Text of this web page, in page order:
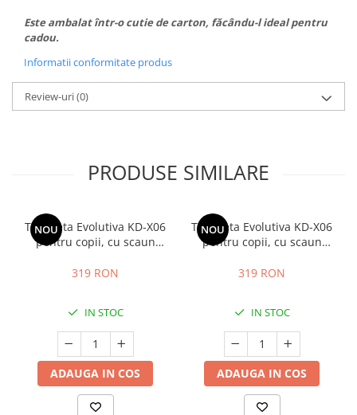
Este ambalat într-o cutie de carton, făcându-l ideal pentru
cadou.
Informatii conformitate produs
Review-uri(0)
PRODUSE SIMILARE
NOU
Tricicleta Evolutiva KD-X06
pentru copii, cu scaun
somn si roti din cauciuc, 9
319 RON
IN STOC
ADAUGA IN COS
NOU
Tricicleta Evolutiva KD-X06
pentru copii, cu scaun
somn si roti din cauciuc, 9
319 RON
IN STOC
ADAUGA IN COS